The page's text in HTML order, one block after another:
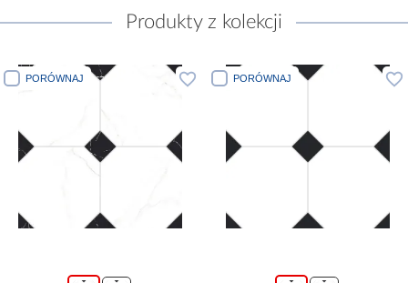
Produkty z kolekcji
PORÓWNAJ PORÓWNAJ